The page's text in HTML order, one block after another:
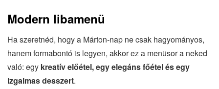
Modern libamenü
Ha szeretnéd, hogy a Márton‐nap ne csak hagyományos,
hanem formabontó is legyen, akkor ez a menüsor a neked
való: egy kreatív előétel, egy elegáns főétel és egy
izgalmas desszert.